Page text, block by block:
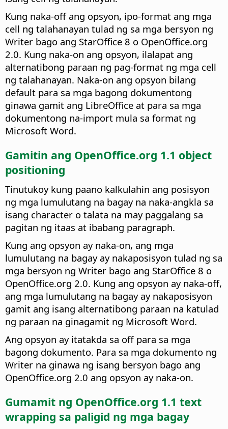
Kung naka-off ang opsyon, ipo-format ang mga
cell ng talahanayan tulad ng sa mga bersyon ng
Writer bago ang StarOffice 8 o OpenOffice.org
2.0. Kung naka-on ang opsyon, ilalapat ang
alternatibong paraan ng pag-format ng mga cell
ng talahanayan. Naka-on ang opsyon bilang
default para sa mga bagong dokumentong
ginawa gamit ang LibreOffice at para sa mga
dokumentong na-import mula sa format ng
Microsoft Word.
Gamitin ang OpenOffice.org 1.1 object
positioning
Tinutukoy kung paano kalkulahin ang posisyon
ng mga lumulutang na bagay na naka-angkla sa
isang character o talata na may paggalang sa
pagitan ng itaas at ibabang paragraph.
Kung ang opsyon ay naka-on, ang mga
lumulutang na bagay ay nakaposisyon tulad ng sa
mga bersyon ng Writer bago ang StarOffice 8 o
OpenOffice.org 2.0. Kung ang opsyon ay naka-off,
ang mga lumulutang na bagay ay nakaposisyon
gamit ang isang alternatibong paraan na katulad
ng paraan na ginagamit ng Microsoft Word.
Ang opsyon ay itatakda sa off para sa mga
bagong dokumento. Para sa mga dokumento ng
Writer na ginawa ng isang bersyon bago ang
OpenOffice.org 2.0 ang opsyon ay naka-on.
Gumamit ng OpenOffice.org 1.1 text
wrapping sa paligid ng mga bagay